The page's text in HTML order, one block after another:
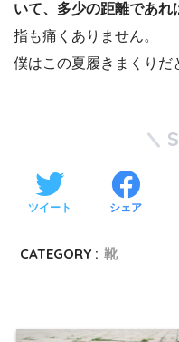
いて、多少の距離であれ
指も痛くありません。
僕はこの夏履きまくりだ
ツイート シェア
CATEGORY : 靴